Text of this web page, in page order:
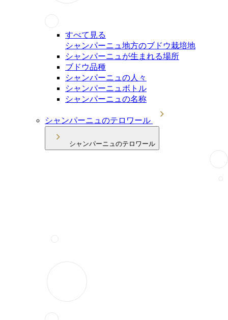
すべて見る
シャンパーニュ地方のブドウ栽培地
シャンパーニュが生まれる場所
ブドウ品種
シャンパーニュの人々
シャンパーニュボトル
シャンパーニュの名称
シャンパーニュのテロワール
シャンパーニュのテロワール